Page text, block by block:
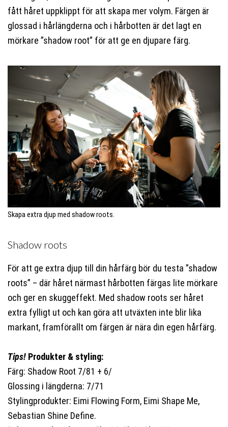
fått håret uppklippt för att skapa mer volym. Färgen är
glossad i hårlängderna och i hårbotten är det lagt en
mörkare ”shadow root” för att ge en djupare färg.
Skapa extra djup med shadow roots.
Shadow roots
För att ge extra djup till din hårfärg bör du testa ”shadow
roots” – där håret närmast hårbotten färgas lite mörkare
och ger en skuggeffekt. Med shadow roots ser håret
extra fylligt ut och kan göra att utväxten inte blir lika
markant, framförallt om färgen är nära din egen hårfärg.
Tips! Produkter & styling:
Färg: Shadow Root 7/81 + 6/
Glossing i längderna: 7/71
Stylingprodukter: Eimi Flowing Form, Eimi Shape Me,
Sebastian Shine Define.